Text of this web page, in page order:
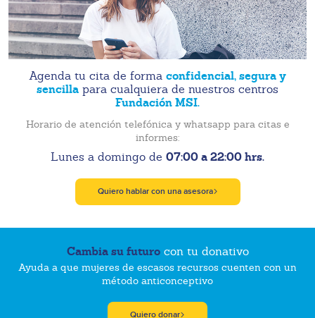
Agenda tu cita de forma confidencial, segura y
sencilla para cualquiera de nuestros centros
Fundación MSI.
Horario de atención telefónica y whatsapp para citas e
informes:
Lunes a domingo de 07:00 a 22:00 hrs.
Quiero hablar con una asesora
Cambia su futurocon tu donativo
Ayuda a que mujeres de escasos recursos cuenten con un
método anticonceptivo
Quiero donar